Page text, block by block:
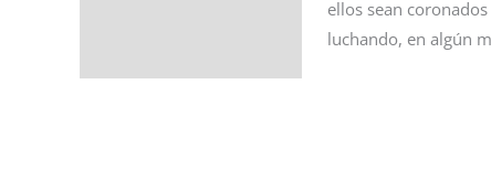
ellos sean
luchando, en algún